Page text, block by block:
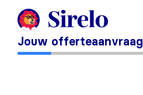
Jouw offerteaanvraag